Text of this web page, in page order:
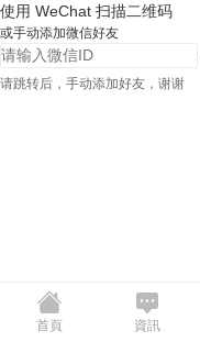
使用 WeChat 扫描二维码
或手动添加微信好友
请跳转后，手动添加好友，谢谢
首頁 資訊